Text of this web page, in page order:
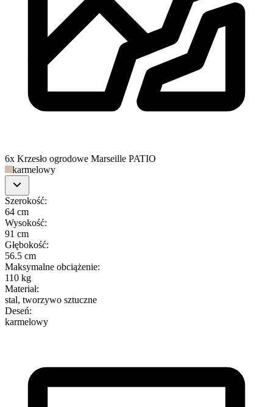
6x Krzesło ogrodowe Marseille PATIO
karmelowy
Szerokość:
64 cm
Wysokość:
91 cm
Głębokość:
56.5 cm
Maksymalne obciążenie:
110 kg
Materiał:
stal, tworzywo sztuczne
Deseń:
karmelowy